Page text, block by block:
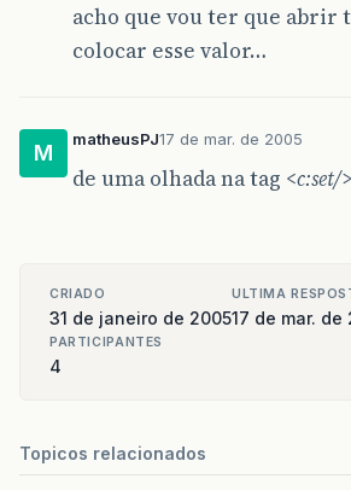
acho que vou ter que abrir
colocar esse valor…
M
matheusPJ17 de mar. de 2005
de uma olhada na tag <c:set/>
CRIADO
31 de janeiro de 2005
ULTIMA
17 de mar. de
PARTICIPANTES
4
Topicos relacionados